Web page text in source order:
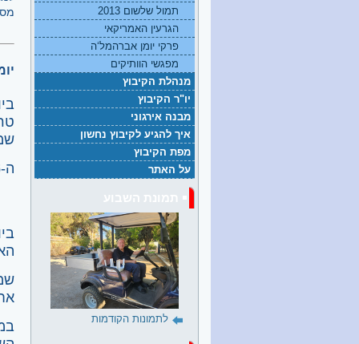
תמול שלשום 2013
הגרעין האמריקאי
פרקי יומן אברהמל‘ה
מפגשי הוותיקים
מנהלת הקיבוץ
יו"ר הקיבוץ
מבנה אירגוני
איך להגיע לקיבוץ נחשון
מפת הקיבוץ
על האתר
תמונת השבוע
לתמונות הקודמות
שמנה כ-100
ה-6 היו: